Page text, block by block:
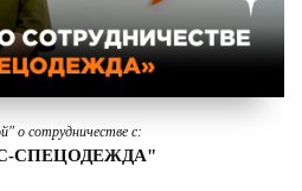
о сотрудничестве с:
СПЕЦОДЕЖДА"